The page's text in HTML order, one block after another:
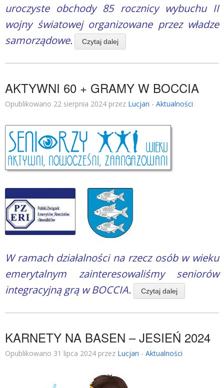
uroczyste obchody 85 rocznicy wybuchu II
wojny światowej organizowane przez władze
samorządowe.
Czytaj dalej
AKTYWNI 60 + GRAMY W BOCCIA
Opublikowano 22 sierpnia 2024 przez Lucjan - Aktualności
W ramach działalności na rzecz osób w wieku
emerytalnym zainteresowaliśmy seniorów
integracyjną grą w BOCCIA.
Czytaj dalej
KARNETY NA BASEN – JESIEŃ 2024
Opublikowano 31 lipca 2024 przez Lucjan - Aktualności